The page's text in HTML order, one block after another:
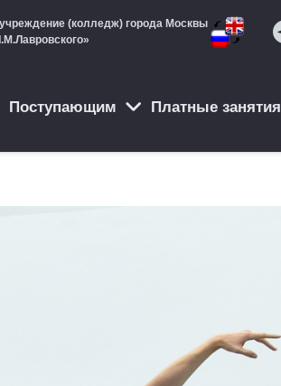
(колледж) города Москвы
Поступающим Платные занятия